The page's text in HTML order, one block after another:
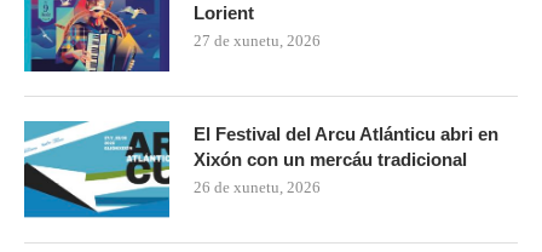
Lorient
27 de xunetu, 2026
El Festival del Arcu Atlánticu abri en
Xixón con un mercáu tradicional
26 de xunetu, 2026